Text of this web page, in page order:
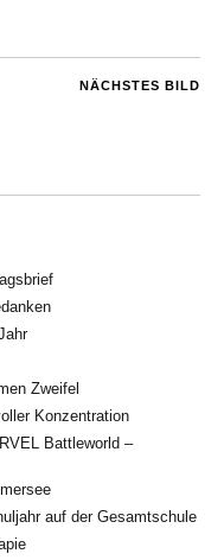
NÄCHSTES BILD
Zweifel
Konzentration
Battleworld –
auf der Gesamtschule